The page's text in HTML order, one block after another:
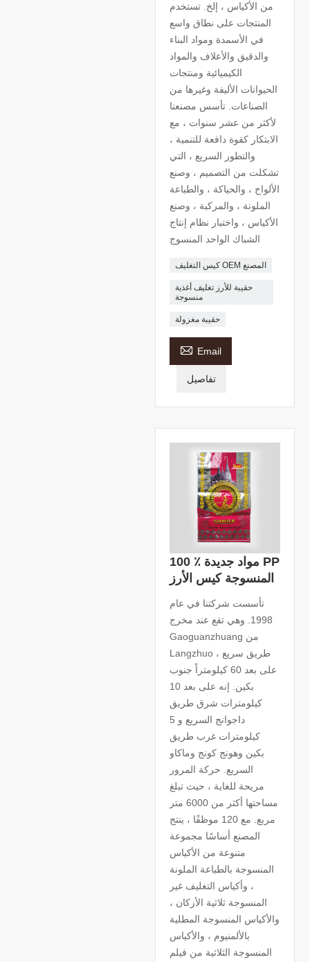
من الأكياس ، إلخ. تستخدم
المنتجات على نطاق واسع
في الأسمدة ومواد البناء
والدقيق والأعلاف والمواد
الكيميائية ومنتجات
الحيوانات الأليفة وغيرها من
الصناعات. تأسس مصنعنا
لأكثر من عشر سنوات ، مع
الابتكار كقوة دافعة للتنمية ،
والتطور السريع ، التي
تشكلت من التصميم ، وصنع
الألواح ، والحياكة ، والطباعة
الملونة ، والمركبة ، وصنع
الأكياس ، واختبار نظام إنتاج
الشباك الواحد المنسوج
كيس التغليف OEM المصنع
حقيبة للأرز تغليف أغذية
منسوجة
حقيبة مغزولة
 Email
تفاصيل
100 ٪ مواد جديدة PP
المنسوجة كيس الأرز
تأسست شركتنا في عام
1998. وهي تقع عند مخرج
Gaoguanzhuang من
Langzhuo طريق سريع ،
على بعد 60 كيلومتراً جنوب
بكين. إنه على بعد 10
كيلومترات شرق طريق
داجوانج السريع و 5
كيلومترات غرب طريق
بكين وهونج كونج وماكاو
السريع. حركة المرور
مريحة للغاية ، حيث تبلغ
مساحتها أكثر من 6000 متر
مربع. مع 120 موظفًا ، ينتج
المصنع أساسًا مجموعة
متنوعة من الأكياس
المنسوجة بالطباعة الملونة
، وأكياس التغليف غير
المنسوجة ثلاثية الأركان ،
والأكياس المنسوجة المطلية
بالألمنيوم ، والأكياس
المنسوجة الثلاثية من فيلم